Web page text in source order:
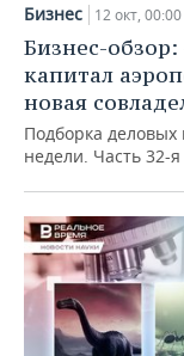
Бизнес 12 окт, 00:00
Бизнес-
капитал
новая
Подборка
недели. Часть 32-я